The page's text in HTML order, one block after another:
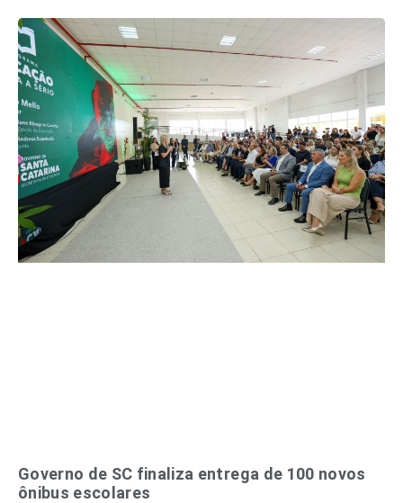
Governo de SC finaliza entrega de 100 novos
ônibus escolares